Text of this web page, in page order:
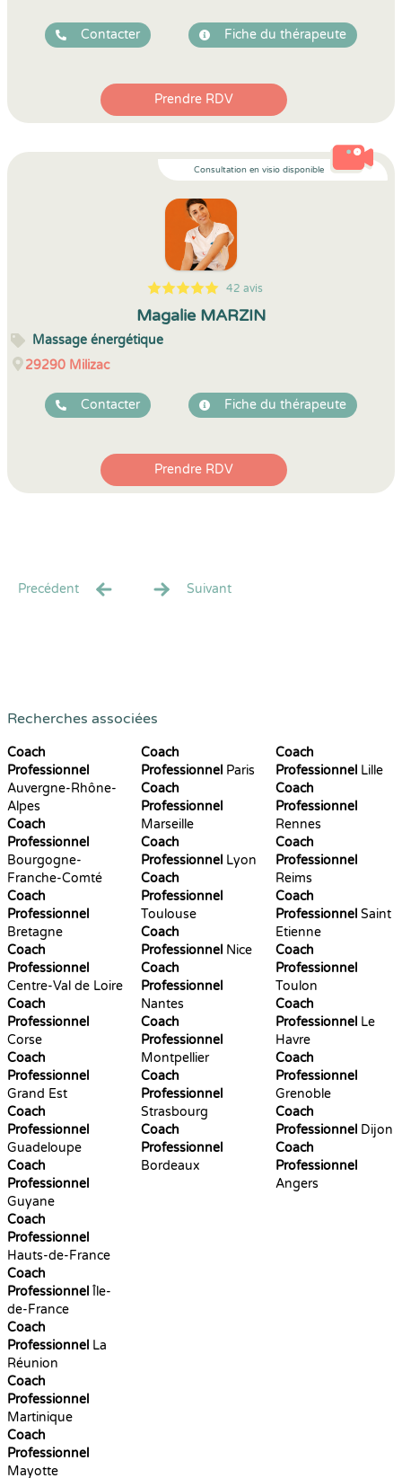
Contacter Fiche du thérapeute
Prendre RDV
Consultation en visio disponible
5
1
5
42 42 avis
Magalie MARZIN
Massage énergétique
29290 Milizac
Contacter Fiche du thérapeute
Prendre RDV
Precédent Suivant
Recherches associées
Coach
Professionnel
Auvergne-Rhône-
Alpes
Coach
Professionnel
Bourgogne-
Franche-Comté
Coach
Professionnel
Bretagne
Coach
Professionnel
Centre-Val de Loire
Coach
Professionnel
Corse
Coach
Professionnel
Grand Est
Coach
Professionnel
Guadeloupe
Coach
Professionnel
Guyane
Coach
Professionnel
Hauts-de-France
Coach
Professionnel Île-
de-France
Coach
Professionnel La
Réunion
Coach
Professionnel
Martinique
Coach
Professionnel
Mayotte
Coach
Professionnel Paris
Coach
Professionnel
Marseille
Coach
Professionnel Lyon
Coach
Professionnel
Toulouse
Coach
Professionnel Nice
Coach
Professionnel
Nantes
Coach
Professionnel
Montpellier
Coach
Professionnel
Strasbourg
Coach
Professionnel
Bordeaux
Coach
Professionnel Lille
Coach
Professionnel
Rennes
Coach
Professionnel
Reims
Coach
Professionnel Saint
Etienne
Coach
Professionnel
Toulon
Coach
Professionnel Le
Havre
Coach
Professionnel
Grenoble
Coach
Professionnel Dijon
Coach
Professionnel
Angers